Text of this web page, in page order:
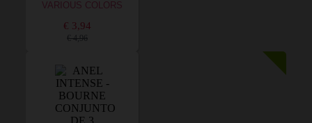
VARIOUS COLORS
€ 3,94
€ 4,96